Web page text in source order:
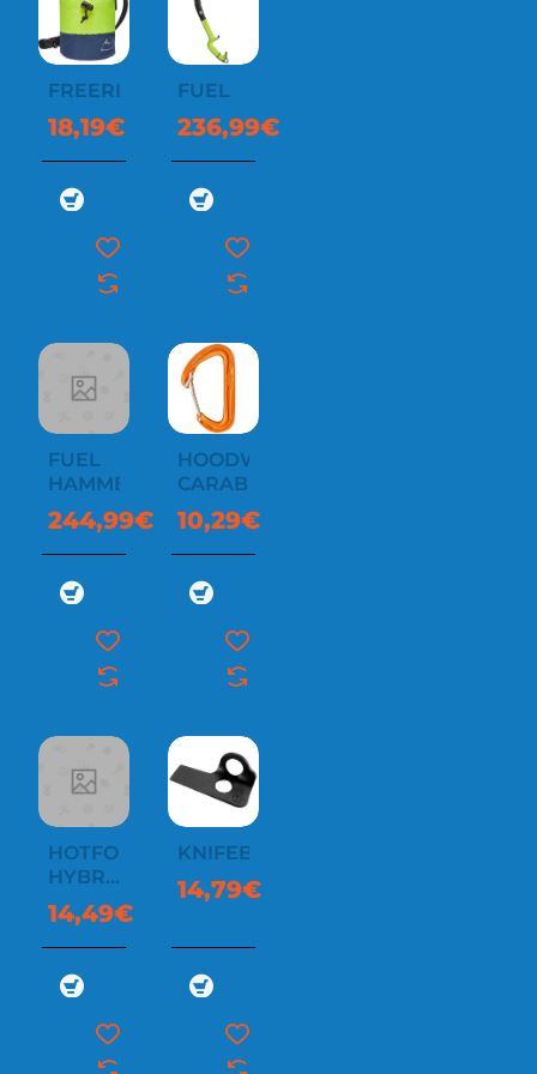
FREERIDE
18,19€
FUEL
236,99€
FUEL
HAMMER
244,99€
HOODWIRE
CARABINER
10,29€
HOTFORGE
HYBRID
QUICKDRAW
14,49€
KNIFEBLADE
14,79€